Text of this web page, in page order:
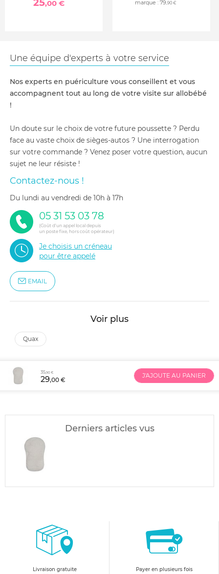
25,00 € marque : 79,90 €
Une équipe d'experts à votre service
Nos experts en puériculture vous conseillent et vous
accompagnent tout au long de votre visite sur allobébé
!
Un doute sur le choix de votre future poussette ? Perdu
face au vaste choix de sièges-autos ? Une interrogation
sur votre commande ? Venez poser votre question, aucun
sujet ne leur résiste !
Contactez-nous !
du lundi au vendredi de 10h à 17h
05 31 53 03 78
(Coût d'un appel local depuis
un poste fixe, hors coût opérateur)
Je choisis un créneau
pour être appelé
EMAIL
Voir plus
quax
35,90 €
29,00 €
J'AJOUTE AU PANIER
Derniers articles vus
Livraison gratuite
Payer en plusieurs fois